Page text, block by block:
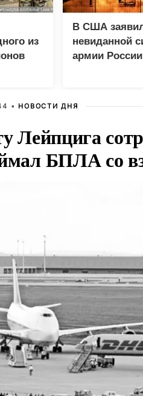
из
В США
невиданной
армии России
• НОВОСТИ ДНЯ
Лейпцига
БПЛА со